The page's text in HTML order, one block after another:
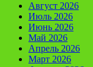
Август 2026
Июль 2026
Июнь 2026
Май 2026
Апрель 2026
Март 2026